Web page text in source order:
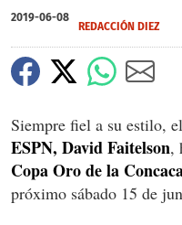
2019-06-08
REDACCIÓN DIEZ
Siempre fiel a su estilo,
ESPN, David Faitelson,
Copa Oro de la
próximo sábado 15 de